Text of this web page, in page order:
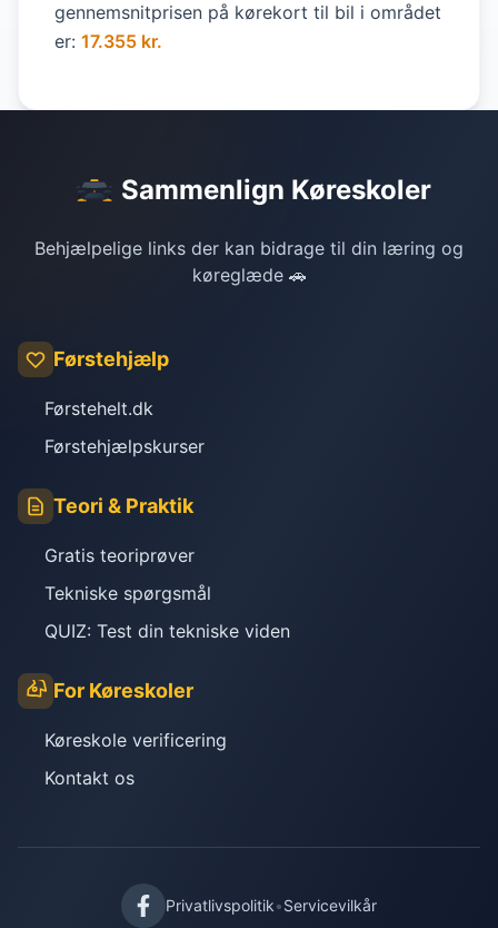
gennemsnitprisen på kørekort til bil i området
er: 17.355 kr.
Sammenlign Køreskoler
Behjælpelige links der kan bidrage til din læring og
køreglæde 🚗
Førstehjælp
Førstehelt.dk
Førstehjælpskurser
Teori & Praktik
Gratis teoriprøver
Tekniske spørgsmål
QUIZ: Test din tekniske viden
For Køreskoler
Køreskole verificering
Kontakt os
Privatlivspolitik•Servicevilkår